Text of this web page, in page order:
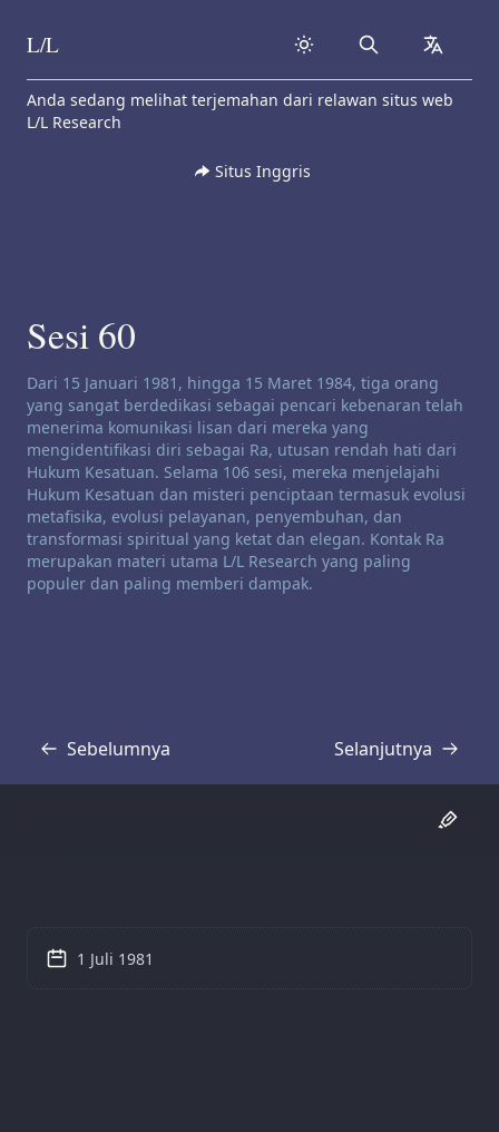
Skip to content
L/L Search
Anda sedang melihat terjemahan dari relawan situs web
L/L Research
Situs Inggris
Sesi 60
Penafian saluran:
Dari 15 Januari 1981, hingga 15 Maret 1984, tiga orang
yang sangat berdedikasi sebagai pencari kebenaran telah
menerima komunikasi lisan dari mereka yang
mengidentifikasi diri sebagai Ra, utusan rendah hati dari
Hukum Kesatuan. Selama 106 sesi, mereka menjelajahi
Hukum Kesatuan dan misteri penciptaan termasuk evolusi
metafisika, evolusi pelayanan, penyembuhan, dan
transformasi spiritual yang ketat dan elegan. Kontak Ra
merupakan materi utama L/L Research yang paling
populer dan paling memberi dampak.
Sebelumnya
Transkrip Selanjutnya
Transkrip
1 Juli 1981